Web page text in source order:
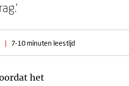
| 7-10 minuten leestijd
het